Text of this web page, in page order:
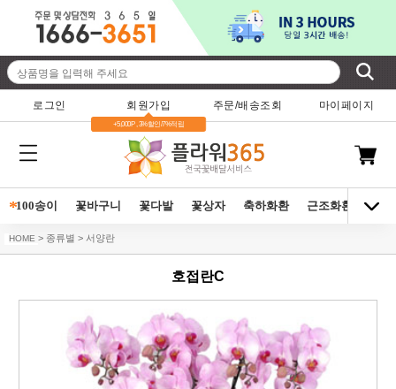
로그인 회원가입
+5,000P , 3%할인/7%적립
주문/배송조회 마이페이지
*100송이 꽃바구니 꽃다발 꽃상자 축하화환 근조화환 동양
HOME > 종류별 > 서양란
호접란C